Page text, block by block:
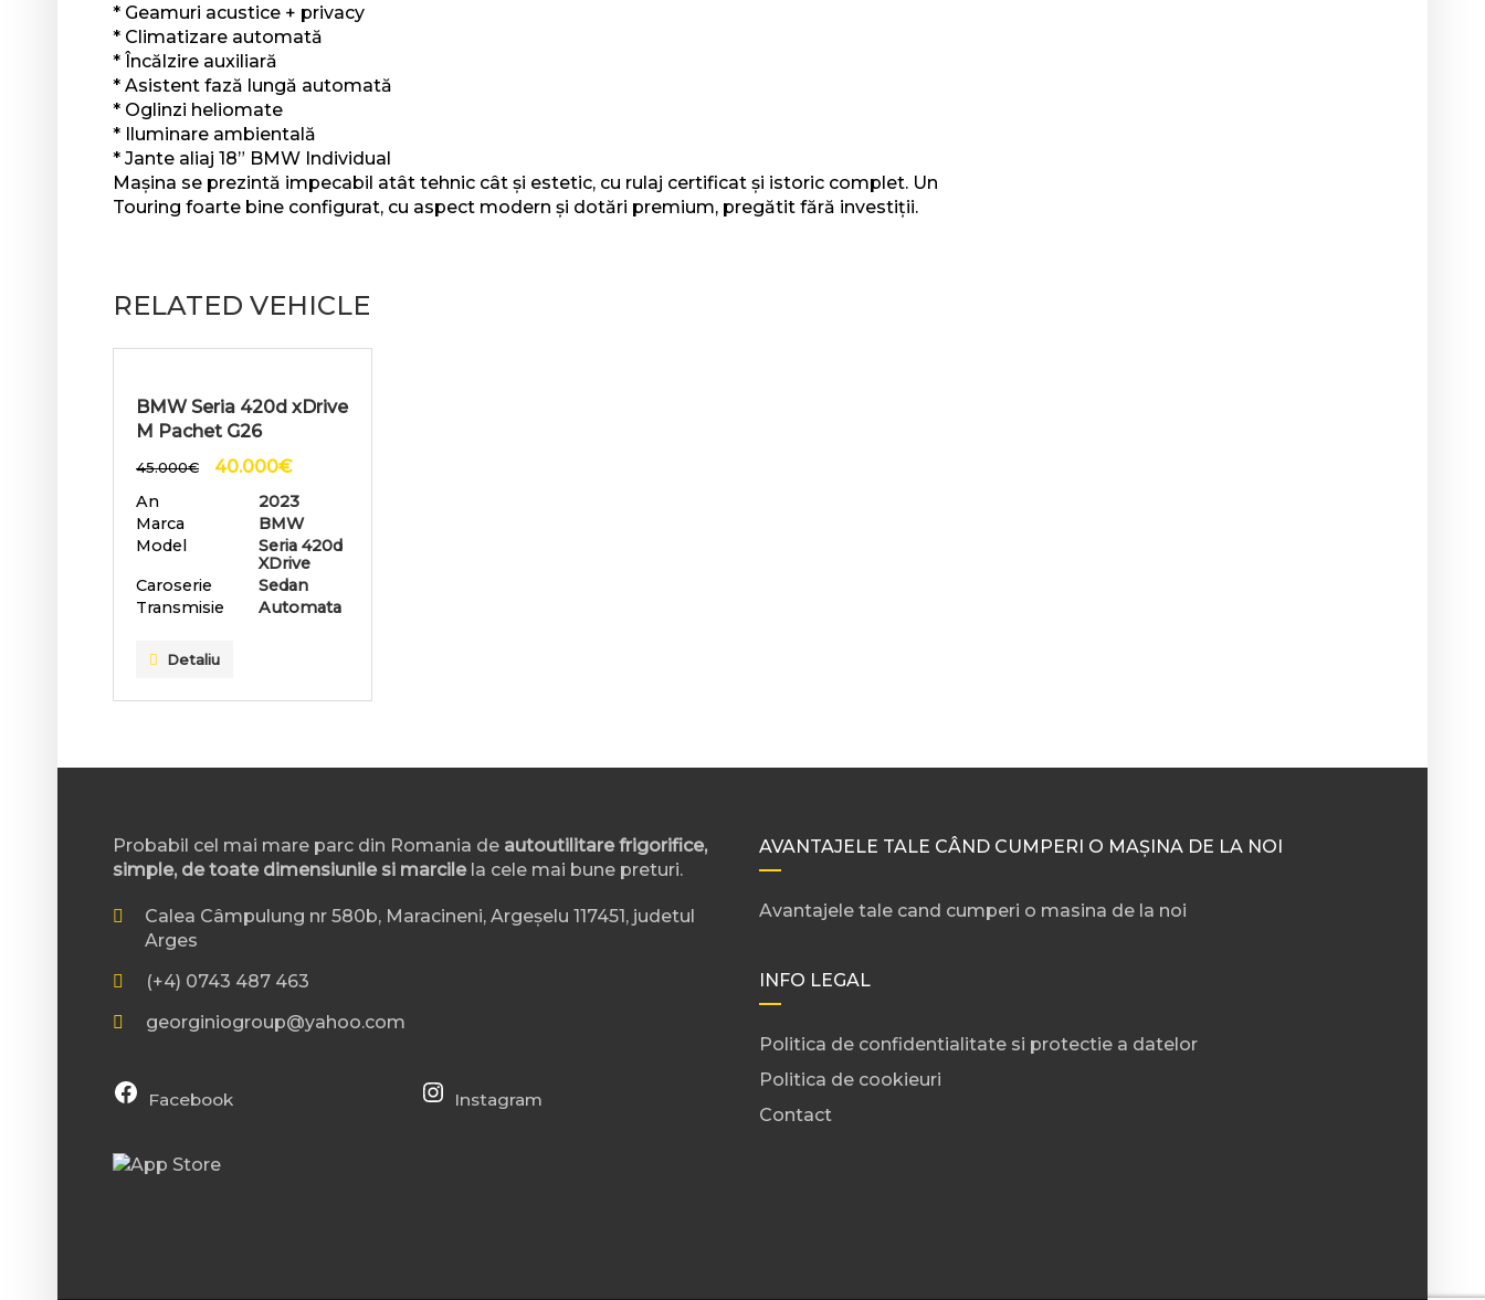
* Geamuri acustice + privacy
* Climatizare automată
* Încălzire auxiliară
* Asistent fază lungă automată
* Oglinzi heliomate
* Iluminare ambientală
* Jante aliaj 18” BMW Individual
Mașina se prezintă impecabil atât tehnic cât și estetic, cu rulaj certificat și istoric complet. Un
Touring foarte bine configurat, cu aspect modern și dotări premium, pregătit fără investiții.
RELATED VEHICLE
BMW Seria 420d xDrive
M Pachet G26
45.000€ 40.000€
An
2023
Marca
BMW
Model
Seria 420d
XDrive
Caroserie
Sedan
Transmisie
Automata
Detaliu
Probabil cel mai mare parc din Romania de autoutilitare frigorifice,
simple, de toate dimensiunile si marcilela cele mai bune preturi.
Calea Câmpulung nr 580b, Maracineni, Argeșelu 117451, judetul
Arges
(+4) 0743 487 463
georginiogroup@yahoo.com
Facebook Instagram
AVANTAJELE TALE CÂND CUMPERI O MAȘINA DE LA NOI
Avantajele tale cand cumperi o masina de la noi
INFO LEGAL
Politica de confidentialitate si protectie a datelor
Politica de cookieuri
Contact